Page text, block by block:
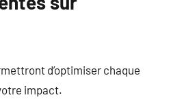
d’optimiser chaque
impact.